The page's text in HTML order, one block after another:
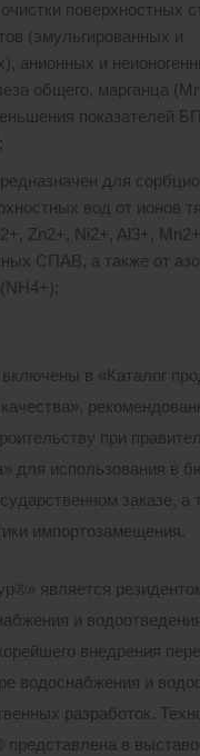
поверхностных
(эмульгированных и
анионных и
общего, марганца
показателей
для
вод от ионов
Zn2+, Ni2+, Al3+,
СПАВ, а также от
в «Каталог
при
для использования в
заказе, а
импортозамещения.
является
и
внедрения
водоснабжения и
разработок.
в